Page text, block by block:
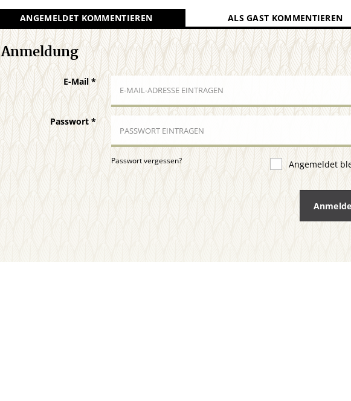
ANGEMELDET KOMMENTIEREN ALS GAST KOMMENTIEREN
Anmeldung
E-Mail *
Passwort*
Passwort vergessen? Angemeldet